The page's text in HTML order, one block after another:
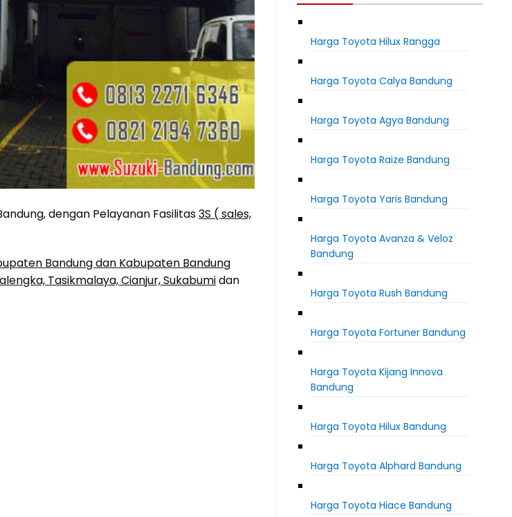
dengan Pelayanan Fasilitas3S ( sales,
Bandung dan Kabupaten Bandung
Tasikmalaya, Cianjur, Sukabumidan
Harga Toyota Hilux Rangga
Harga Toyota Calya Bandung
Harga Toyota Agya Bandung
Harga Toyota Raize Bandung
Harga Toyota Yaris Bandung
Harga Toyota Avanza & Veloz
Bandung
Harga Toyota Rush Bandung
Harga Toyota Fortuner Bandung
Harga Toyota Kijang Innova
Bandung
Harga Toyota Hilux Bandung
Harga Toyota Alphard Bandung
Harga Toyota Hiace Bandung